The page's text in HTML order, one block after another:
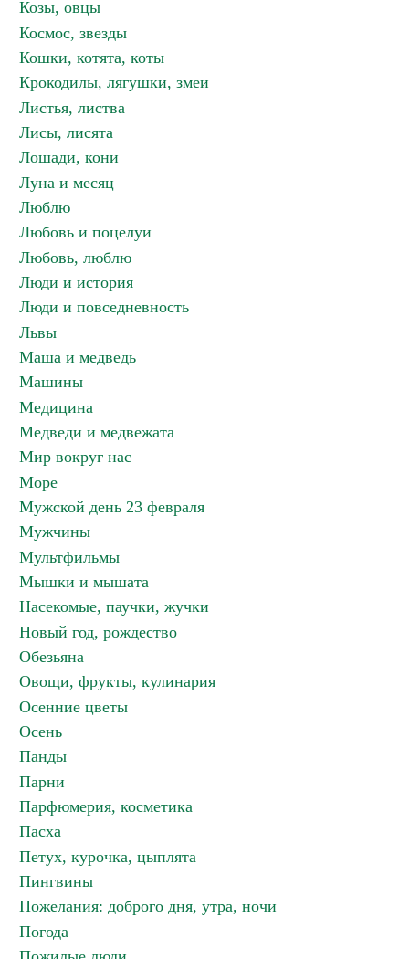
Козы, овцы
Космос, звезды
Кошки, котята, коты
Крокодилы, лягушки, змеи
Листья, листва
Лисы, лисята
Лошади, кони
Луна и месяц
Люблю
Любовь и поцелуи
Любовь, люблю
Люди и история
Люди и повседневность
Львы
Маша и медведь
Машины
Медицина
Медведи и медвежата
Мир вокруг нас
Море
Мужской день 23 февраля
Мужчины
Мультфильмы
Мышки и мышата
Насекомые, паучки, жучки
Новый год, рождество
Обезьяна
Овощи, фрукты, кулинария
Осенние цветы
Осень
Панды
Парни
Парфюмерия, косметика
Пасха
Петух, курочка, цыплята
Пингвины
Пожелания: доброго дня, утра, ночи
Погода